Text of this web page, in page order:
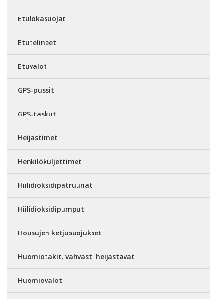
Etulokasuojat
Etutelineet
Etuvalot
GPS-pussit
GPS-taskut
Heijastimet
Henkilökuljettimet
Hiilidioksidipatruunat
Hiilidioksidipumput
Housujen ketjusuojukset
Huomiotakit, vahvasti heijastavat
Huomiovalot